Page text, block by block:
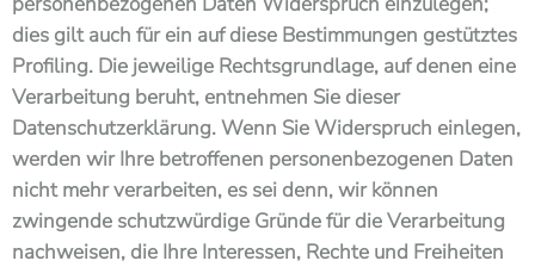
dies gilt auch für ein auf diese Bestimmungen gestütztes
Profiling. Die jeweilige Rechtsgrundlage, auf denen eine
Verarbeitung beruht, entnehmen Sie dieser
Datenschutzerklärung. Wenn Sie Widerspruch einlegen,
werden wir Ihre betroffenen personenbezogenen Daten
nicht mehr verarbeiten, es sei denn, wir können
zwingende schutzwürdige Gründe für die Verarbeitung
nachweisen, die Ihre Interessen, Rechte und Freiheiten